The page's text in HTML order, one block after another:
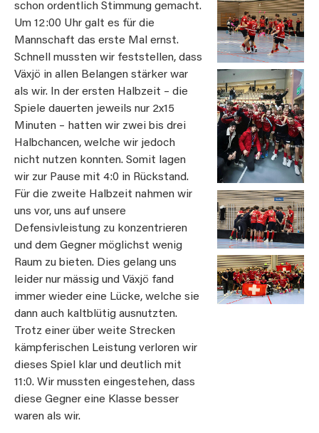
schon ordentlich Stimmung gemacht.
Um 12:00 Uhr galt es für die
Mannschaft das erste Mal ernst.
Schnell mussten wir feststellen, dass
Växjö in allen Belangen stärker war
als wir. In der ersten Halbzeit – die
Spiele dauerten jeweils nur 2x15
Minuten – hatten wir zwei bis drei
Halbchancen, welche wir jedoch
nicht nutzen konnten. Somit lagen
wir zur Pause mit 4:0 in Rückstand.
Für die zweite Halbzeit nahmen wir
uns vor, uns auf unsere
Defensivleistung zu konzentrieren
und dem Gegner möglichst wenig
Raum zu bieten. Dies gelang uns
leider nur mässig und Växjö fand
immer wieder eine Lücke, welche sie
dann auch kaltblütig ausnutzten.
Trotz einer über weite Strecken
kämpferischen Leistung verloren wir
dieses Spiel klar und deutlich mit
11:0. Wir mussten eingestehen, dass
diese Gegner eine Klasse besser
waren als wir.